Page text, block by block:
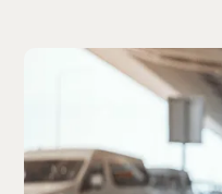
FAQ
お客様の声
利用規約
FAQ